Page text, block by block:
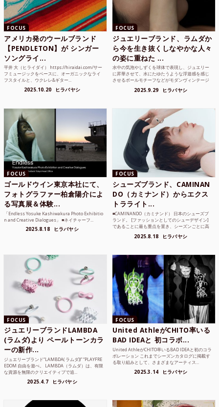
FOCUS
アメリカ発のウールブランド
【PENDLETON】が シンガー
ソングライ...
平井 大（ヒライダイ） https://hiraidai.com/サー
フミュージックをベースに、オーガニックなライ
フスタイルと、ウクレレ&ギター...
2025.10.20 ヒラバヤシ
FOCUS
ジュエリーブランド、ラムダか
ら今を生き抜くしなやかな人々
の姿に重ねた ...
水中の気泡やしずくを球体で表現し、ジュエリー
に昇華させて、水にたゆたうような浮遊感を感じ
させるボールモチーフなどがモダンヴィンテージ
2025.9.29 ヒラバヤシ
FOCUS
ゴールドウイン東京本社にて、
フォトグラファー柏倉陽介によ
る写真展＆体験...
「Endless Yosuke Kashiwakura Photo Exhibitio
n and Creative Dialogues」 ■ネイチャーフ...
2025.8.18 ヒラバヤシ
FOCUS
シューズブランド、CAMINAN
DO（カミナンド）からエクス
トラライト...
■CAMINANDO（カミナンド） 日本のシューズブ
ランド。 [ファッションとしてのシューデザイン]
であることに最も重点を置き、シーズンごとに高
2025.8.18 ヒラバヤシ
FOCUS
ジュエリーブランドLAMBDA
(ラムダ)より ペールトーンカラ
ーの新作...
ジュエリーブランド“LAMBDA( ラムダ))” “PLAYFRE
EDOM 自由を遊べ。 LAMBDA（ラムダ）は、有限
な資源を無限のクリエイティブで追...
2025.4.7 ヒラバヤシ
FOCUS
United AthleがCHITO率いる
BAD IDEAと 初コラボ...
United AthleがCHITO率いるBAD IDEAと初のコラ
ボレーション これまでシーズンカタログに掲載す
る取り組みとして、さまざまなアーティス...
2025.3.14 ヒラバヤシ